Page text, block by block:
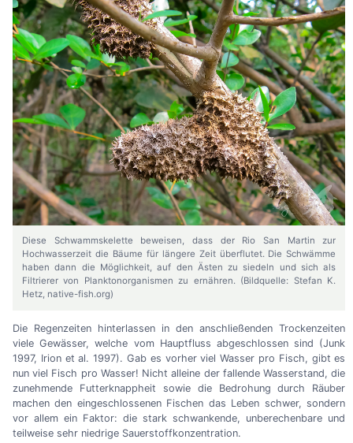
Diese Schwammskelette beweisen, dass der Rio San Martin zur
Hochwasserzeit die Bäume für längere Zeit überflutet. Die Schwämme
haben dann die Möglichkeit, auf den Ästen zu siedeln und sich als
Filtrierer von Planktonorganismen zu ernähren. (Bildquelle: Stefan K.
Hetz, native-fish.org)
Die Regenzeiten hinterlassen in den anschließenden Trockenzeiten
viele Gewässer, welche vom Hauptfluss abgeschlossen sind (Junk
1997, Irion et al. 1997). Gab es vorher viel Wasser pro Fisch, gibt es
nun viel Fisch pro Wasser! Nicht alleine der fallende Wasserstand, die
zunehmende Futterknappheit sowie die Bedrohung durch Räuber
machen den eingeschlossenen Fischen das Leben schwer, sondern
vor allem ein Faktor: die stark schwankende, unberechenbare und
teilweise sehr niedrige Sauerstoffkonzentration.